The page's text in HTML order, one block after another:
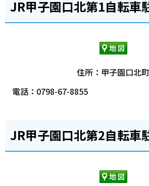
JR甲子園口北第1自転車
住所：甲子園口北町
電話：0798-67-8855
JR甲子園口北第2自転車